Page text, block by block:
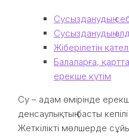
Сусызданудың
Сусызданудың
Жіберілетін
Балаларға,
ерекше күтім
Су – адам өмірінде
денсаулықтың басты
Жеткілікті мөлшерде